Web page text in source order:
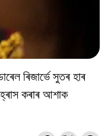
ৰিজাৰ্ভে সুতৰ হাৰ
কৰাৰ আশাক